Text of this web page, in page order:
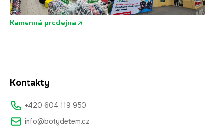
Kamenná prodejna
Kontakty
+420 604 119 950
info@botydetem.cz